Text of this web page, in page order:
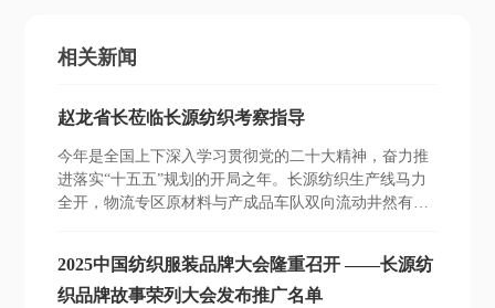
相关新闻
赵龙省长莅临长源纺织考察指导
今年是全国上下深入学习贯彻党的二十大精神，奋力推
进落实“十五五”规划的开局之年。长源纺织生产线马力
全开，物流专区原材料与产成品车队双向流动井然有
2025中国纺织服装品牌大会隆重召开 ——长源纺
织品牌故事荣列大会发布推广名单